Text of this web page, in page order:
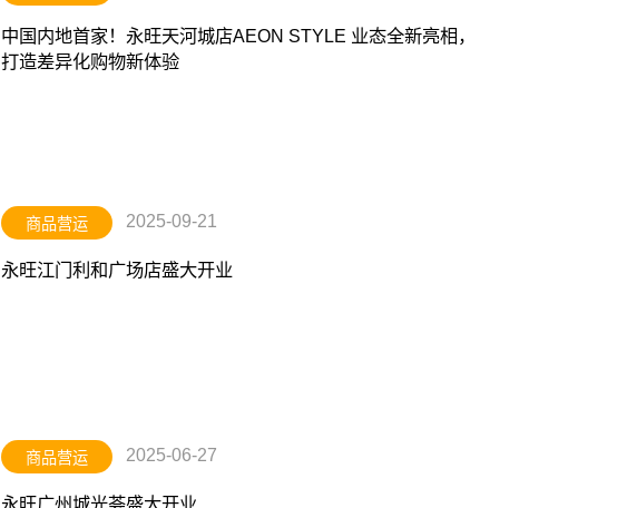
中国内地首家！永旺天河城店AEON STYLE 业态全新亮相，
打造差异化购物新体验
商品营运 2025-09-21
永旺江门利和广场店盛大开业
商品营运 2025-06-27
永旺广州城光荟盛大开业